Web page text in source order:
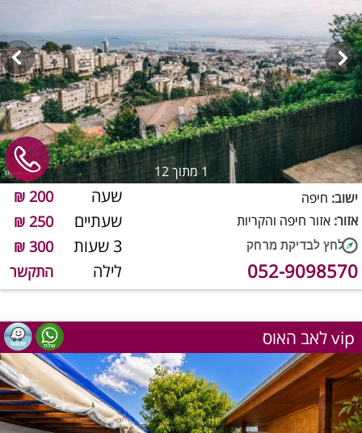
1 מתוך 12
שעה 200 ₪
שעתיים 250 ₪
3 שעות 300 ₪
לילה התקשר
ישוב: חיפה
אזור: אזור חיפה והקריות
052-9098570
לאב האוס vip